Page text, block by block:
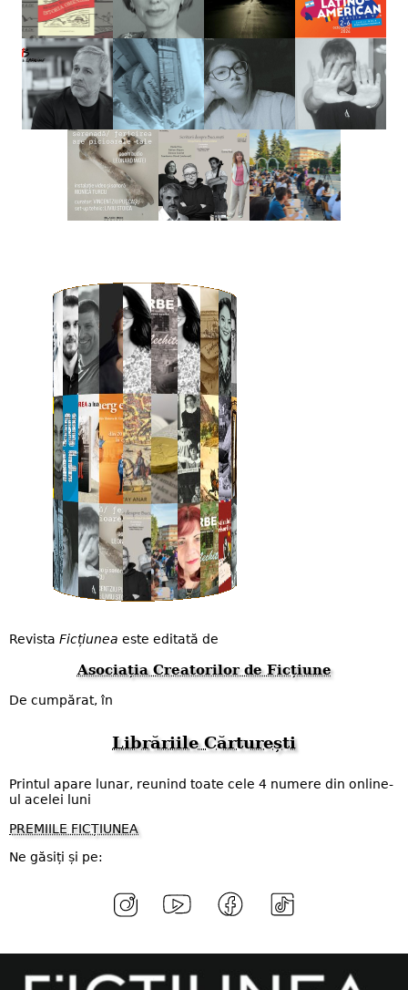
Revista Ficțiunea este editată de
Asociația Creatorilor de Ficțiune
De cumpărat, în
Librăriile Cărturești
Printul apare lunar, reunind toate cele 4 numere din online-
ul acelei luni
PREMIILE FICȚIUNEA
Ne găsiți și pe: